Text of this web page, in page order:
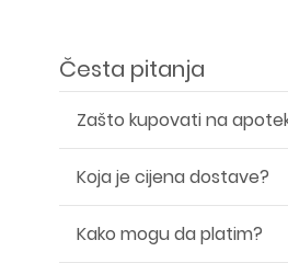
Česta pitanja
Zašto kupovati na
Koja je cijena dostave?
Kako mogu da platim?